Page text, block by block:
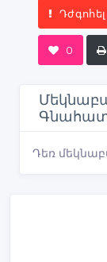
Դժգոհել
0
Դեռ